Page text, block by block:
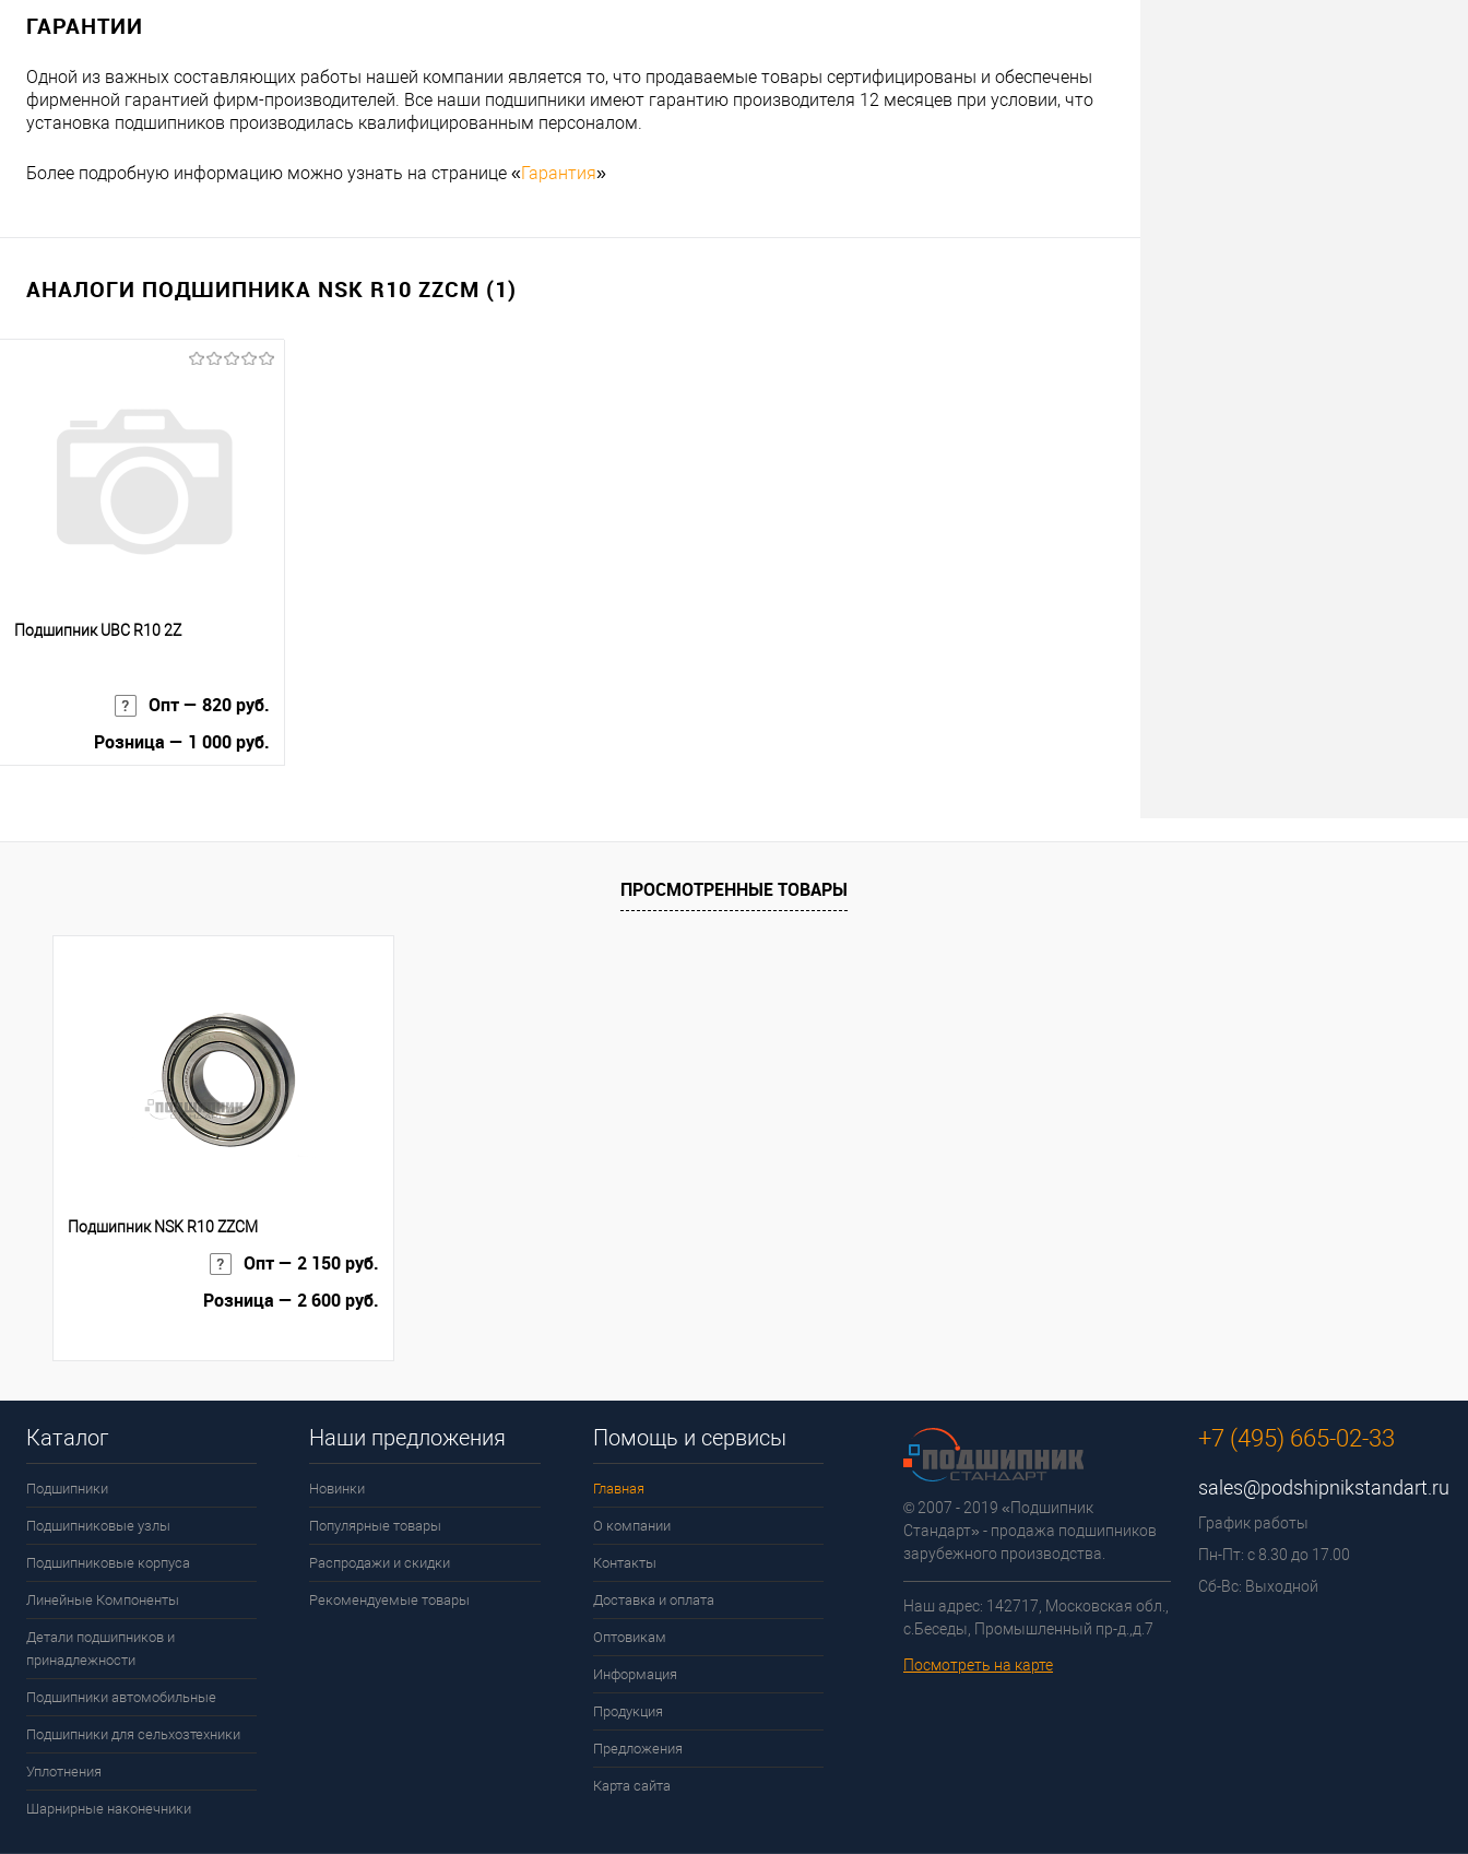
ГАРАНТИИ
Одной из важных составляющих работы нашей компании является то, что продаваемые товары сертифицированы и обеспечены
фирменной гарантией фирм-производителей. Все наши подшипники имеют гарантию производителя 12 месяцев при условии, что
установка подшипников производилась квалифицированным персоналом.
Более подробную информацию можно узнать на странице «Гарантия»
АНАЛОГИ ПОДШИПНИКА NSK R10 ZZCM (1)
Подшипник UBC R10 2Z
Опт — 820 руб.
Розница — 1 000 руб.
ПРОСМОТРЕННЫЕ ТОВАРЫ
Подшипник NSK R10 ZZCM
Опт — 2 150 руб.
Розница — 2 600 руб.
Каталог
Подшипники
Подшипниковые узлы
Подшипниковые корпуса
Линейные Компоненты
Детали подшипников и
принадлежности
Подшипники автомобильные
Подшипники для сельхозтехники
Уплотнения
Шарнирные наконечники
Наши предложения
Новинки
Популярные товары
Распродажи и скидки
Рекомендуемые товары
Помощь и сервисы
Главная
О компании
Контакты
Доставка и оплата
Оптовикам
Информация
Продукция
Предложения
Карта сайта
© 2007 - 2019 «Подшипник
Стандарт» - продажа подшипников
зарубежного производства.
Наш адрес: 142717, Московская обл.,
с.Беседы, Промышленный пр-д.,д.7
Посмотреть на карте
+7 (495) 665-02-33
sales@podshipnikstandart.ru
График работы
Пн-Пт: с 8.30 до 17.00
Сб-Вс: Выходной